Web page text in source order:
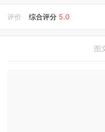
评价 综合评分 5.0
图